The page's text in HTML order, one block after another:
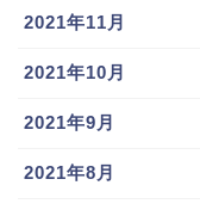
2021年11月
2021年10月
2021年9月
2021年8月